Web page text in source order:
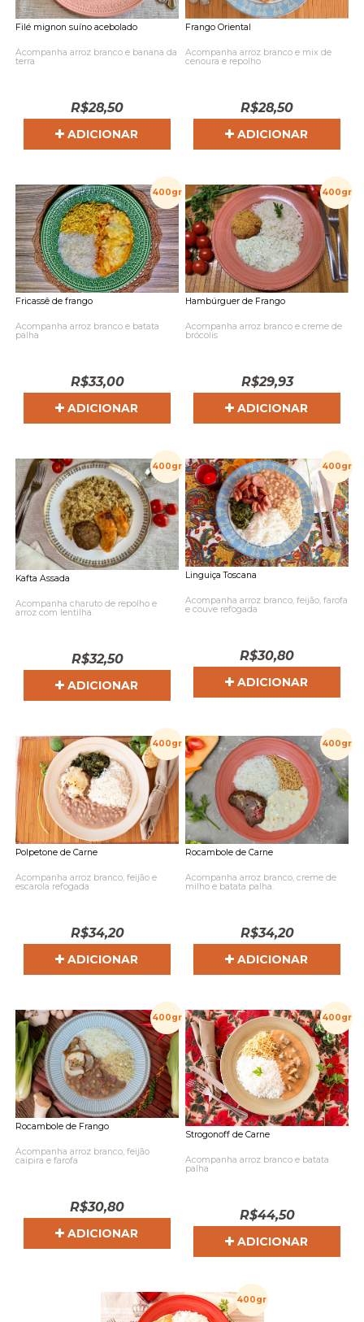
Filé mignon suíno acebolado
Acompanha arroz branco e banana da
terra
R$28,50
ADICIONAR
Frango Oriental
Acompanha arroz branco e mix de
cenoura e repolho
R$28,50
ADICIONAR
400gr
Fricassê de frango
Acompanha arroz branco e batata
palha
R$33,00
ADICIONAR
400gr
Hambúrguer de Frango
Acompanha arroz branco e creme de
brócolis
R$29,93
ADICIONAR
400gr
Kafta Assada
Acompanha charuto de repolho e
arroz com lentilha.
R$32,50
ADICIONAR
400gr
Linguiça Toscana
Acompanha arroz branco, feijão, farofa
e couve refogada
R$30,80
ADICIONAR
400gr
Polpetone de Carne
Acompanha arroz branco, feijão e
escarola refogada
R$34,20
ADICIONAR
400gr
Rocambole de Carne
Acompanha arroz branco, creme de
milho e batata palha.
R$34,20
ADICIONAR
400gr
Rocambole de Frango
Acompanha arroz branco, feijão
caipira e farofa
R$30,80
ADICIONAR
400gr
Strogonoff de Carne
Acompanha arroz branco e batata
palha
R$44,50
ADICIONAR
400gr